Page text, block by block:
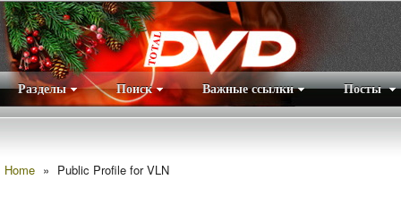
Разделы Поиск Важные ссылки Посты
Home » Public Profile for VLN